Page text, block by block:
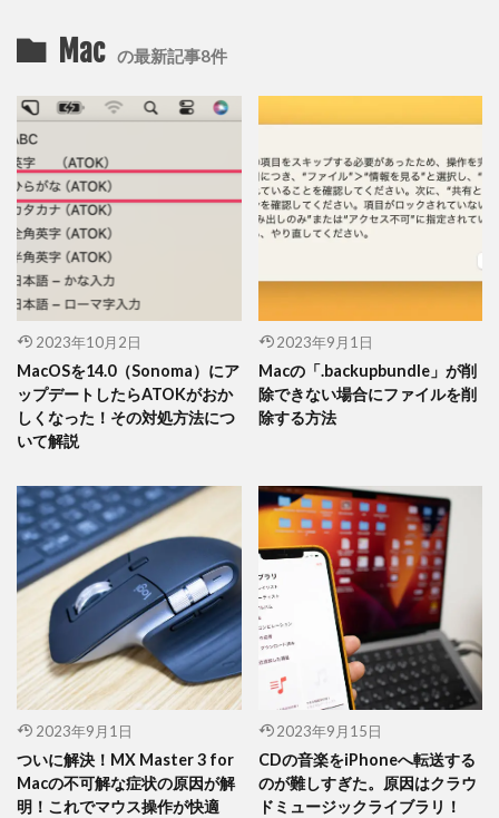
Mac の最新記事8件
2023年10月2日
MacOSを14.0（Sonoma）にア
ップデートしたらATOKがおか
しくなった！その対処方法につ
いて解説
2023年9月1日
Macの「.backupbundle」が削
除できない場合にファイルを削
除する方法
2023年9月1日
ついに解決！MX Master 3 for
Macの不可解な症状の原因が解
明！これでマウス操作が快適
2023年9月15日
CDの音楽をiPhoneへ転送する
のが難しすぎた。原因はクラウ
ドミュージックライブラリ！